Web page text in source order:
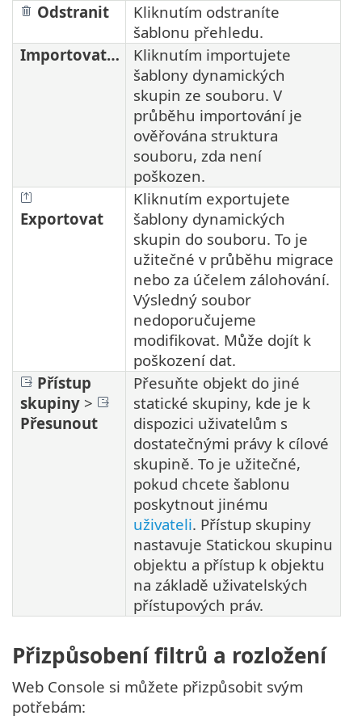
Odstranit
Kliknutím odstraníte
šablonu přehledu.
Importovat…
Kliknutím importujete
šablony dynamických
skupin ze souboru. V
průběhu importování je
ověřována struktura
souboru, zda není
poškozen.
Exportovat
Kliknutím exportujete
šablony dynamických
skupin do souboru. To je
užitečné v průběhu migrace
nebo za účelem zálohování.
Výsledný soubor
nedoporučujeme
modifikovat. Může dojít k
poškození dat.
Přístup
skupiny >
Přesunout
Přesuňte objekt do jiné
statické skupiny, kde je k
dispozici uživatelům s
dostatečnými právy k cílové
skupině. To je užitečné,
pokud chcete šablonu
poskytnout jinému
uživateli. Přístup skupiny
nastavuje Statickou skupinu
objektu a přístup k objektu
na základě uživatelských
přístupových práv.
Přizpůsobení filtrů a rozložení
Web Console si můžete přizpůsobit svým
potřebám: